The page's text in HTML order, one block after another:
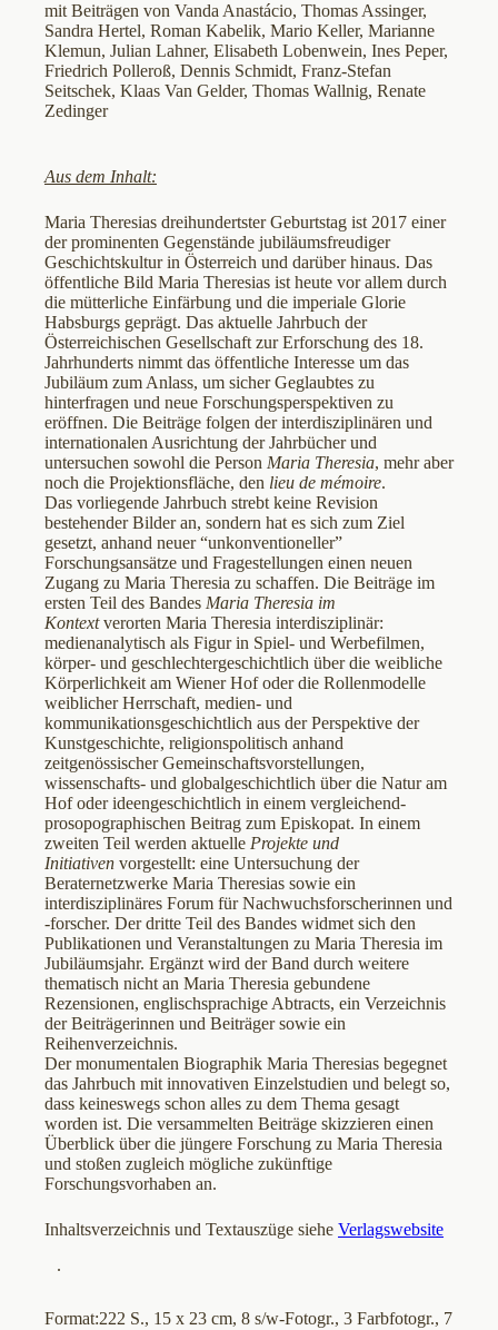
mit Beiträgen von Vanda Anastácio, Thomas Assinger,
Sandra Hertel, Roman Kabelik, Mario Keller, Marianne
Klemun, Julian Lahner, Elisabeth Lobenwein, Ines Peper,
Friedrich Polleroß, Dennis Schmidt, Franz-Stefan
Seitschek, Klaas Van Gelder, Thomas Wallnig, Renate
Zedinger
Aus dem Inhalt:
Maria Theresias dreihundertster Geburtstag ist 2017 einer
der prominenten Gegenstände jubiläumsfreudiger
Geschichtskultur in Österreich und darüber hinaus. Das
öffentliche Bild Maria Theresias ist heute vor allem durch
die mütterliche Einfärbung und die imperiale Glorie
Habsburgs geprägt. Das aktuelle Jahrbuch der
Österreichischen Gesellschaft zur Erforschung des 18.
Jahrhunderts nimmt das öffentliche Interesse um das
Jubiläum zum Anlass, um sicher Geglaubtes zu
hinterfragen und neue Forschungsperspektiven zu
eröffnen. Die Beiträge folgen der interdisziplinären und
internationalen Ausrichtung der Jahrbücher und
untersuchen sowohl die Person Maria Theresia, mehr aber
noch die Projektionsfläche, den lieu de mémoire.
Das vorliegende Jahrbuch strebt keine Revision
bestehender Bilder an, sondern hat es sich zum Ziel
gesetzt, anhand neuer “unkonventioneller”
Forschungsansätze und Fragestellungen einen neuen
Zugang zu Maria Theresia zu schaffen. Die Beiträge im
ersten Teil des Bandes Maria Theresia im
Kontextverorten Maria Theresia interdisziplinär:
medienanalytisch als Figur in Spiel- und Werbefilmen,
körper- und geschlechtergeschichtlich über die weibliche
Körperlichkeit am Wiener Hof oder die Rollenmodelle
weiblicher Herrschaft, medien- und
kommunikationsgeschichtlich aus der Perspektive der
Kunstgeschichte, religionspolitisch anhand
zeitgenössischer Gemeinschaftsvorstellungen,
wissenschafts- und globalgeschichtlich über die Natur am
Hof oder ideengeschichtlich in einem vergleichend-
prosopographischen Beitrag zum Episkopat. In einem
zweiten Teil werden aktuelle Projekte und
Initiativen vorgestellt: eine Untersuchung der
Beraternetzwerke Maria Theresias sowie ein
interdisziplinäres Forum für Nachwuchsforscherinnen und
-forscher. Der dritte Teil des Bandes widmet sich den
Publikationen und Veranstaltungen zu Maria Theresia im
Jubiläumsjahr. Ergänzt wird der Band durch weitere
thematisch nicht an Maria Theresia gebundene
Rezensionen, englischsprachige Abtracts, ein Verzeichnis
der Beiträgerinnen und Beiträger sowie ein
Reihenverzeichnis.
Der monumentalen Biographik Maria Theresias begegnet
das Jahrbuch mit innovativen Einzelstudien und belegt so,
dass keineswegs schon alles zu dem Thema gesagt
worden ist. Die versammelten Beiträge skizzieren einen
Überblick über die jüngere Forschung zu Maria Theresia
und stoßen zugleich mögliche zukünftige
Forschungsvorhaben an.
Inhaltsverzeichnis und Textauszüge siehe Verlagswebsite
.
Format:222 S., 15 x 23 cm, 8 s/w-Fotogr., 3 Farbfotogr., 7